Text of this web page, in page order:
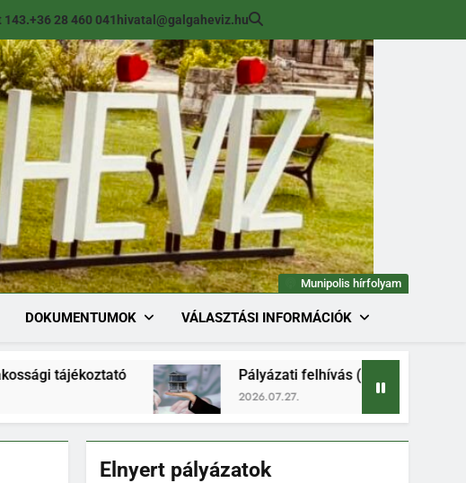
143.+36 28 460 041 hivatal@galgaheviz.hu
Munipolis hírfolyam
DOKUMENTUMOK VÁLASZTÁSI INFORMÁCIÓK
Pályázati felhívás (módosított) ingatlan
2026.07.27.
Elnyert pályázatok